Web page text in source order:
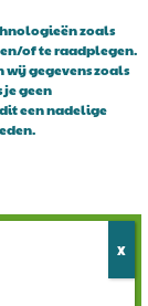
zoals
of te raadplegen.
wij gegevens zoals
je geen
een nadelige
dé glasvezel
maakt
u overstapt